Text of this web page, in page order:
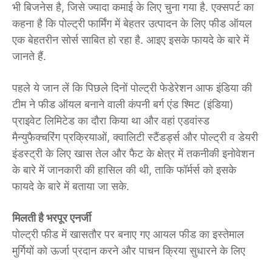
भी बिजनेस है, जिसे ज्यादा कमाई के लिए चुना गया है. एक्सपर्ट का
कहना है कि पोल्ट्री फार्मिंग में बेहतर उत्पादन के लिए फीड ऑयल
एक बेहतरीन सोर्स साबित हो रहा है. आइए इसके फायदे के बारे में
जानते हैं.
पहले ये जान लें कि पिछले दिनों पोल्ट्री फेडेरेशन आफ इंडिया की
टीम ने फीड ऑयल बनाने वाली कंपनी बर्ग एंड श्मिट (इंडिया)
प्राइवेट लिमिटेड का दौरा किया था और वहां एडवांस्ड
मैन्युफैक्चरिंग प्रक्रियाओं, क्वालिटी स्टैंडर्ड्स और पोल्ट्री व डेयरी
इंडस्ट्री के लिए खास तेल और फैट के क्षेत्र में तकनीकी इनोवेशन
के बारे में जानकारी की हासिल की थी, ताकि फॉर्मर्स को इसके
फायदे के बारे में बताया जा सके.
मिलती है भरपूर एनर्जी
पोल्ट्री फीड में खासतौर पर बनाए गए आयल फीड का इस्तेमाल
मुर्गियों को ऊर्जा प्रदान करने और पाचन क्रिया सुधारने के लिए